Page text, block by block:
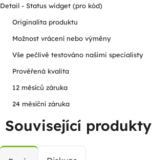
Detail - Status widget (pro kód)
Originalita produktu
Možnost vrácení nebo výměny
Vše pečlivě testováno našimi specialisty
Prověřená kvalita
12 měsíců záruka
24 měsíční záruka
Související produkty